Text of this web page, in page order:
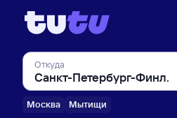
Откуда
Москва Мытищи